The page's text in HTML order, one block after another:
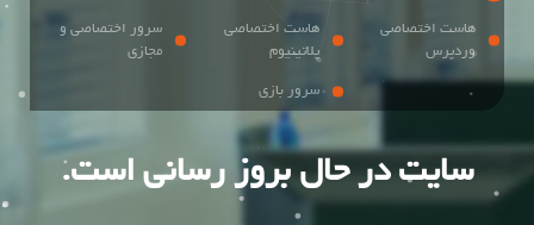
هاست اختصاصی
وردپرس
هاست اختصاصی
پلاتینیوم
سرور اختصاصی و
مجازی
سرور بازی
سایت در حال بروز رسانی است.